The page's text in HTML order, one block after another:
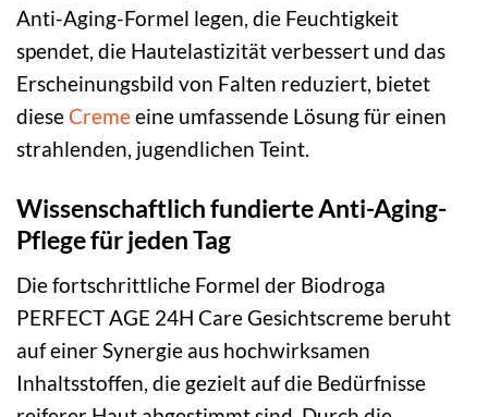
Anti-Aging-Formel legen, die Feuchtigkeit
spendet, die Hautelastizität verbessert und das
Erscheinungsbild von Falten reduziert, bietet
dieseCremeeine umfassende Lösung für einen
strahlenden, jugendlichen Teint.
Wissenschaftlich fundierte Anti-Aging-
Pflege für jeden Tag
Die fortschrittliche Formel der Biodroga
PERFECT AGE 24H Care Gesichtscreme beruht
auf einer Synergie aus hochwirksamen
Inhaltsstoffen, die gezielt auf die Bedürfnisse